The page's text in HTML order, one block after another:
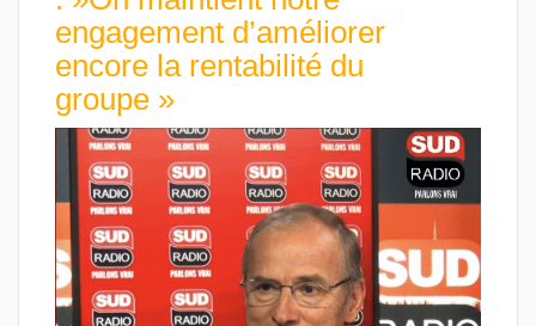
engagement d’améliorer
encore la rentabilité du
groupe »